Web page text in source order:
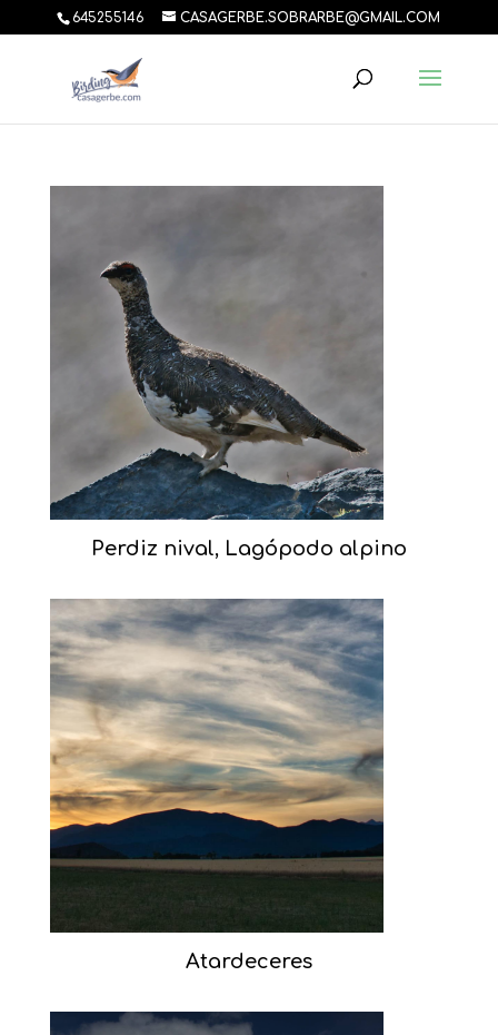
645255146 CASAGERBE.SOBRARBE@GMAIL.COM
Perdiz nival, Lagópodo alpino
Atardeceres